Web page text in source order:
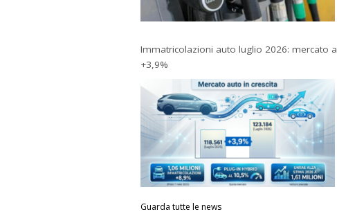
Immatricolazioni auto luglio 2026: mercato a
+3,9%
Guarda tutte le news